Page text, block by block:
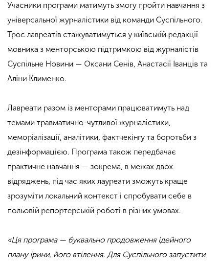
Учасники програми матимуть змогу пройти навчання з
універсальної журналістики від команди Суспільного.
Троє лавреатів стажуватимуться у київській редакції
мовника з менторською підтримкою від журналістів
Суспільне Новини — Оксани Сенів, Анастасії Іванців та
Аліни Клименко.
Лавреати разом із менторами працюватимуть над
темами травматично-чутливої журналістики,
меморіалізації, аналітики, фактчекінгу та боротьби з
дезінформацією. Програма також передбачає
практичне навчання — зокрема, в межах двох
відряджень, під час яких лауреати зможуть краще
зрозуміти локальний контекст і спробувати себе в
польовій репортерській роботі в різних умовах.
«Ця програма — буквально продовження ідейного
плану Ірини, його втілення. Для Суспільного запустити